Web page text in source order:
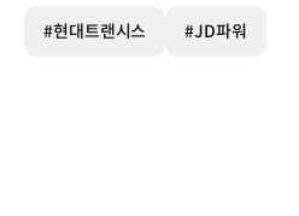
#현대트랜시스 #JD파워